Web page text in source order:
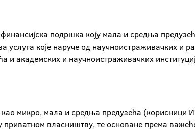
подршка коју мала и средња
које наруче од научноистраживачких и
академских и научноистраживачких
микро, мала и средња предузећа (корисници
власништву, те основане према